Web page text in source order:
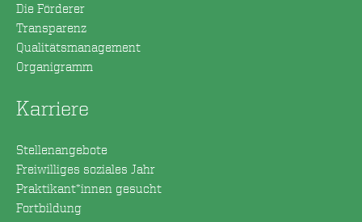
Die Förderer
Transparenz
Qualitätsmanagement
Organigramm
Karriere
Stellenangebote
Freiwilliges soziales Jahr
Praktikant*innen gesucht
Fortbildung